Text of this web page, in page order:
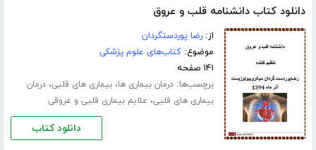
دانلود کتاب دانشنامه قلب و عروق
از:رضا پوردستگردان
موضوع:کتاب‌های علوم پزشکی
۱۴۱ صفحه
برچسب‌ها:درمان بیماری ها،بیماری های قلبی،درمان
بیماری های قلبی، علایم بیماری قلبی و عروقی
دانلود کتاب